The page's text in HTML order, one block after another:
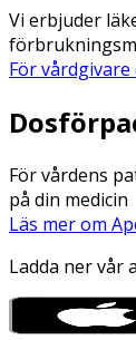
Vi erbjuder
För
För vårdens
på din medicin
Läs mer om
Ladda ner vår